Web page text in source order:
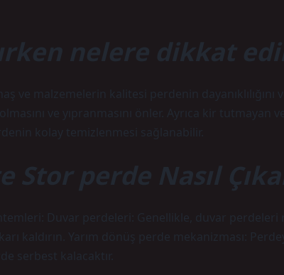
nelere dikkat
ve malzemelerin kalitesi perdenin
ve yıpranmasını önler. Ayrıca kir tutmayan
kolay temizlenmesi sağlanabilir.
perde Nasıl
Duvar perdeleri: Genellikle, duvar
kaldırın. Yarım dönüş perde mekanizması:
serbest kalacaktır.